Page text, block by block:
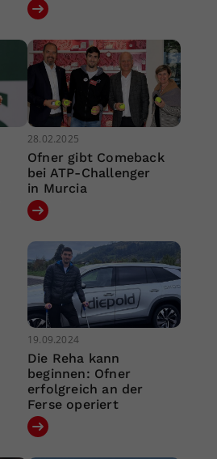
28.02.2025
Ofner gibt Comeback
bei ATP-Challenger
in Murcia
19.09.2024
Die Reha kann
beginnen: Ofner
erfolgreich an der
Ferse operiert